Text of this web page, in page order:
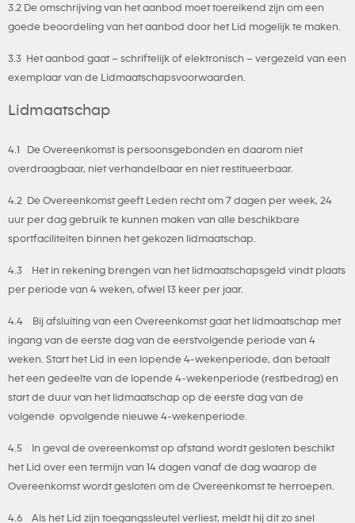
3.2 De omschrijving van het aanbod moet toereikend zijn om een
goede beoordeling van het aanbod door het Lid mogelijk te maken.
3.3 Het aanbod gaat – schriftelijk of elektronisch – vergezeld van een
exemplaar van de Lidmaatschapsvoorwaarden.
Lidmaatschap
4.1 De Overeenkomst is persoonsgebonden en daarom niet
overdraagbaar, niet verhandelbaar en niet restitueerbaar.
4.2 De Overeenkomst geeft Leden recht om 7 dagen per week, 24
uur per dag gebruik te kunnen maken van alle beschikbare
sportfaciliteiten binnen het gekozen lidmaatschap.
4.3 Het in rekening brengen van het lidmaatschapsgeld vindt plaats
per periode van 4 weken, ofwel 13 keer per jaar.
4.4 Bij afsluiting van een Overeenkomst gaat het lidmaatschap met
ingang van de eerste dag van de eerstvolgende periode van 4
weken. Start het Lid in een lopende 4-wekenperiode, dan betaalt
het een gedeelte van de lopende 4-wekenperiode (restbedrag) en
start de duur van het lidmaatschap op de eerste dag van de
volgende opvolgende nieuwe 4-wekenperiode.
4.5 In geval de overeenkomst op afstand wordt gesloten beschikt
het Lid over een termijn van 14 dagen vanaf de dag waarop de
Overeenkomst wordt gesloten om de Overeenkomst te herroepen.
4.6 Als het Lid zijn toegangssleutel verliest, meldt hij dit zo snel